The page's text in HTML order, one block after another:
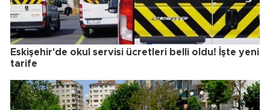
Eskişehir'de okul servisi ücretleri belli oldu! İşte yeni
tarife